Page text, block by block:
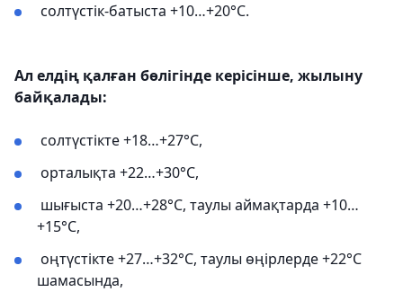
солтүстік-батыста +10…+20°С.
Ал елдің қалған бөлігінде керісінше, жылыну
байқалады:
солтүстікте +18…+27°С,
орталықта +22…+30°С,
шығыста +20…+28°С, таулы аймақтарда +10…
+15°С,
оңтүстікте +27…+32°С, таулы өңірлерде +22°С
шамасында,